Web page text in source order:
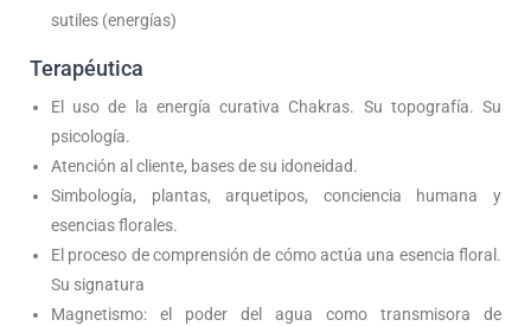
sutiles (energías)
Terapéutica
El uso de la energía curativa Chakras. Su topografía. Su
psicología.
Atención al cliente, bases de su idoneidad.
Simbología, plantas, arquetipos, conciencia humana y
esencias florales.
El proceso de comprensión de cómo actúa una esencia floral.
Su signatura
Magnetismo: el poder del agua como transmisora de